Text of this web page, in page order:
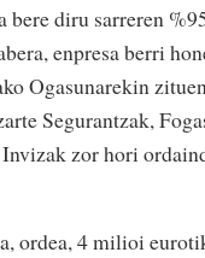
bere diru sarreren
enpresa berri
Ogasunarekin
Segurantzak,
Invizak zor hori
ordea, 4 milioi